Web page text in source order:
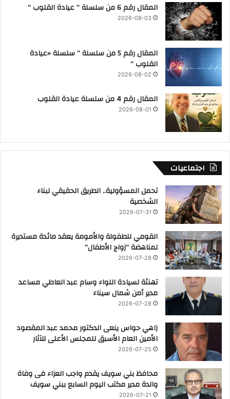
المقال رقم 6 من سلسلة ” عيادة القلوب “
2026-08-03
المقال رقم 5 من سلسلة ” سلسلة «عيادة
القلوب “
2026-08-02
المقال رقم 4 من سلسلة عيادة القلوب
2026-08-01
اجتماعيات
تحمل المسؤولية.. الطريق الحقيقي لبناء
الشخصية
2026-07-31
القومي للطفولة والأمومة يعقد مائدة مستديرة
لمناهضة “زواج الأطفال”
2026-07-28
تهنئة لسيادة اللواء وسام عبد العاطي مساعد
مدير أمن شمال سيناء
2026-07-28
زاهي حواس ينعى الدكتور محمد عبد المقصود
الأمين العام الأسبق للمجلس الأعلى للآثار
2026-07-25
محافظ بني سويف يقدم واجب العزاء فى وفاة
والدة مدير مكتب اليوم السابع ببني سويف
2026-07-21